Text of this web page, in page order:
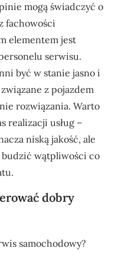
mogą świadczyć o
fachowości
elementem jest
serwisu.
być w stanie jasno i
z pojazdem
rozwiązania. Warto
realizacji usług –
niską jakość, ale
budzić wątpliwości co
dobry